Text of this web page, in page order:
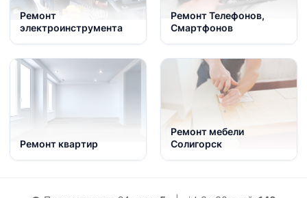
Ремонт
электроинструмента
Ремонт Телефонов,
Смартфонов
Ремонт квартир
Ремонт мебели
Солигорск